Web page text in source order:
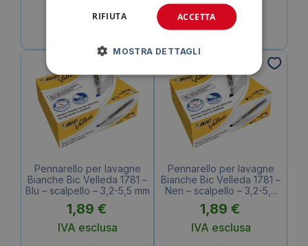
Pennarello per lavagne
Bianche Bic Velleda 1781 –
Blu – scalpello – 3,2-5,5 mm
1,89 €
IVA esclusa
Pennarello per lavagne
Bianche Bic Velleda 1781 –
Neri – scalpello – 3,2-5,5
mm
1,89 €
IVA esclusa
ACCETTA
RIFIUTA
MOSTRA DETTAGLI